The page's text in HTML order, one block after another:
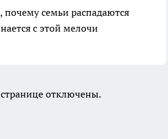
почему семьи распадаются
с этой мелочи
отключены.